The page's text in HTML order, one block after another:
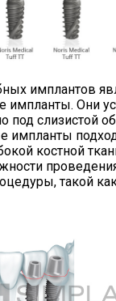
имплантов
импланты. Они
под слизистой
импланты
костной
такой